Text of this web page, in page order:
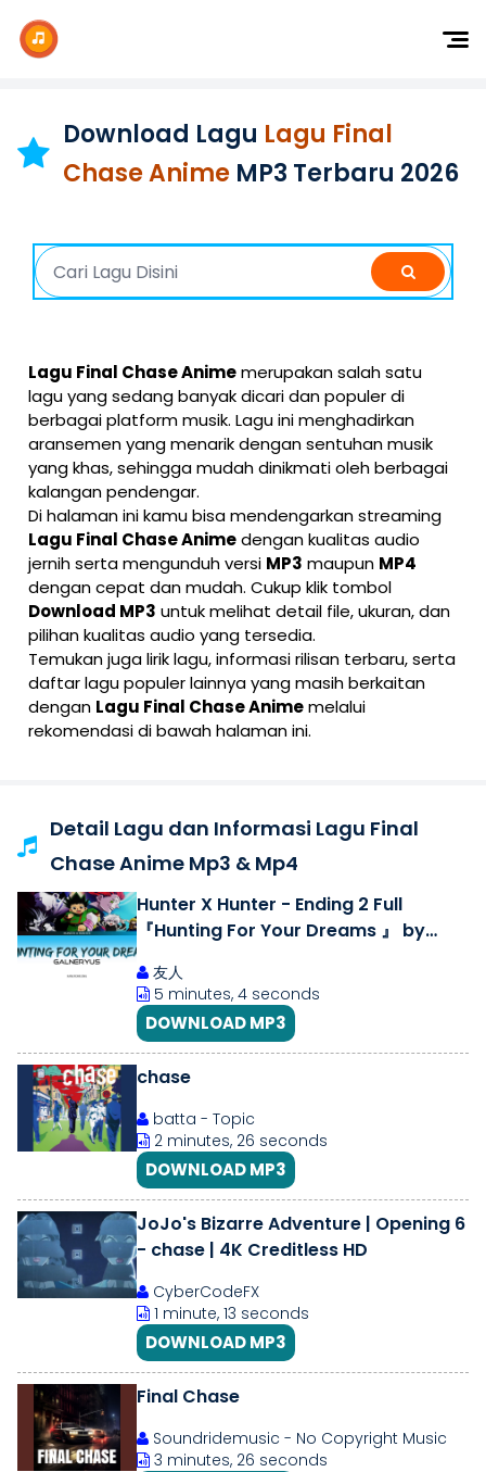
Dangdut
Barat
Download Lagu Lagu Final
Chase Anime MP3 Terbaru 2026
Lagu Final Chase Animemerupakan salah satu
lagu yang sedang banyak dicari dan populer di
berbagai platform musik. Lagu ini menghadirkan
aransemen yang menarik dengan sentuhan musik
yang khas, sehingga mudah dinikmati oleh berbagai
kalangan pendengar.
Di halaman ini kamu bisa mendengarkan streaming
Lagu Final Chase Animedengan kualitas audio
jernih serta mengunduh versi MP3 maupun MP4
dengan cepat dan mudah. Cukup klik tombol
Download MP3 untuk melihat detail file, ukuran, dan
pilihan kualitas audio yang tersedia.
Temukan juga lirik lagu, informasi rilisan terbaru, serta
daftar lagu populer lainnya yang masih berkaitan
dengan Lagu Final Chase Animemelalui
rekomendasi di bawah halaman ini.
Detail Lagu dan Informasi Lagu Final
Chase Anime Mp3 & Mp4
Hunter X Hunter - Ending 2 Full
『Hunting For Your Dreams 』 by
友人
5 minutes, 4 seconds
DOWNLOAD MP3
chase
batta - Topic
2 minutes, 26 seconds
DOWNLOAD MP3
JoJo's Bizarre Adventure | Opening 6
- chase | 4K Creditless HD
CyberCodeFX
1 minute, 13 seconds
DOWNLOAD MP3
Final Chase
Soundridemusic - No Copyright Music
3 minutes, 26 seconds